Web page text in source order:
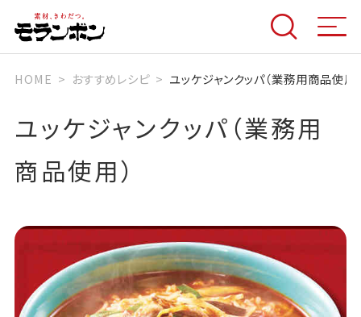
HOME おすすめレシピ ユッケジャンクッパ（業務用商品使用
ユッケジャンクッパ（業務用
商品使用）